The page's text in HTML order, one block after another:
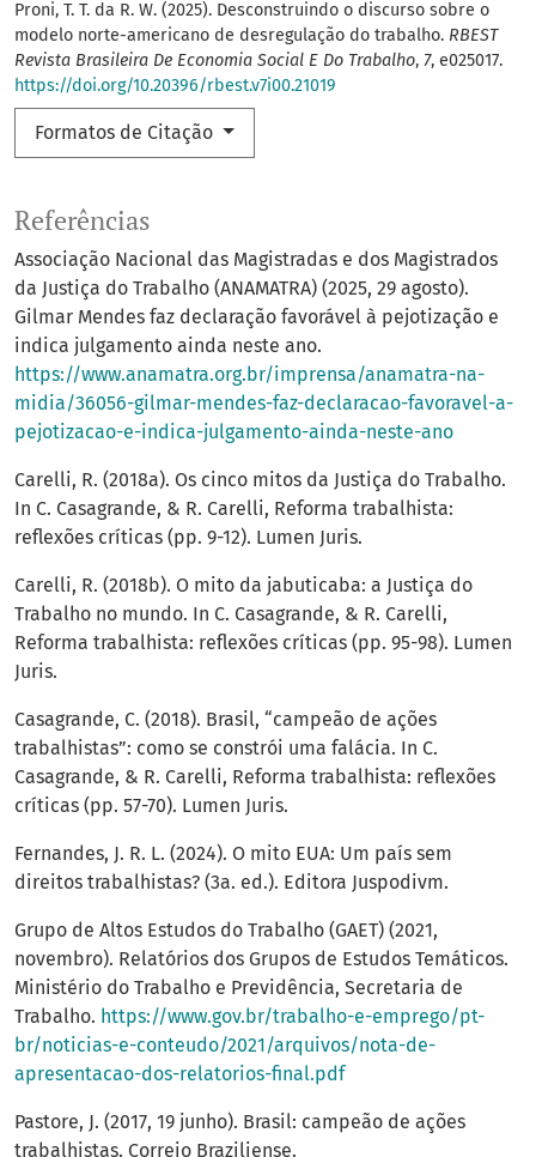
Proni, T. T. da R. W. (2025). Desconstruindo o discurso sobre o
modelo norte-americano de desregulação do trabalho. RBEST
Revista Brasileira De Economia Social E Do Trabalho, 7, e025017.
https://doi.org/10.20396/rbest.v7i00.21019
Formatos de Citação
Referências
Associação Nacional das Magistradas e dos Magistrados
da Justiça do Trabalho (ANAMATRA) (2025, 29 agosto).
Gilmar Mendes faz declaração favorável à pejotização e
indica julgamento ainda neste ano.
https://www.anamatra.org.br/imprensa/anamatra-na-
midia/36056-gilmar-mendes-faz-declaracao-favoravel-a-
pejotizacao-e-indica-julgamento-ainda-neste-ano
Carelli, R. (2018a). Os cinco mitos da Justiça do Trabalho.
In C. Casagrande, & R. Carelli, Reforma trabalhista:
reflexões críticas (pp. 9-12). Lumen Juris.
Carelli, R. (2018b). O mito da jabuticaba: a Justiça do
Trabalho no mundo. In C. Casagrande, & R. Carelli,
Reforma trabalhista: reflexões críticas (pp. 95-98). Lumen
Juris.
Casagrande, C. (2018). Brasil, “campeão de ações
trabalhistas”: como se constrói uma falácia. In C.
Casagrande, & R. Carelli, Reforma trabalhista: reflexões
críticas (pp. 57-70). Lumen Juris.
Fernandes, J. R. L. (2024). O mito EUA: Um país sem
direitos trabalhistas? (3a. ed.). Editora Juspodivm.
Grupo de Altos Estudos do Trabalho (GAET) (2021,
novembro). Relatórios dos Grupos de Estudos Temáticos.
Ministério do Trabalho e Previdência, Secretaria de
Trabalho. https://www.gov.br/trabalho-e-emprego/pt-
br/noticias-e-conteudo/2021/arquivos/nota-de-
apresentacao-dos-relatorios-final.pdf
Pastore, J. (2017, 19 junho). Brasil: campeão de ações
trabalhistas. Correio Braziliense.